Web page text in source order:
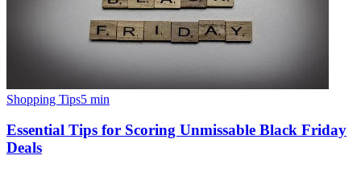
Shopping Tips5 min
Essential Tips for Scoring Unmissable Black Friday
Deals